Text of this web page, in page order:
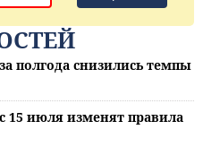
полгода снизились темпы
15 июля изменят правила